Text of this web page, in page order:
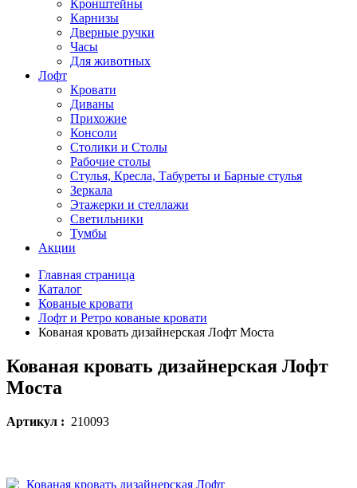
Кронштейны
Карнизы
Дверные ручки
Часы
Для животных
Лофт
Кровати
Диваны
Прихожие
Консоли
Столики и Столы
Рабочие столы
Стулья, Кресла, Табуреты и Барные стулья
Зеркала
Этажерки и стеллажи
Светильники
Тумбы
Акции
Главная страница
Каталог
Кованые кровати
Лофт и Ретро кованые кровати
Кованая кровать дизайнерская Лофт Моста
Кованая кровать дизайнерская Лофт
Моста
Артикул : 210093